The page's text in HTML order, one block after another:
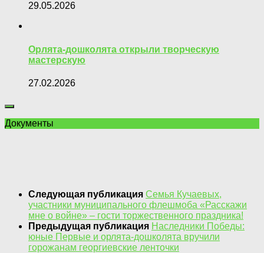
29.05.2026
Орлята-дошколята открыли творческую
мастерскую
27.02.2026
Документы
Следующая публикация Семья Кучаевых,
участники муниципального флешмоба «Расскажи
мне о войне» – гости торжественного праздника!
Предыдущая публикация Наследники Победы:
юные Первые и орлята-дошколята вручили
горожанам георгиевские ленточки